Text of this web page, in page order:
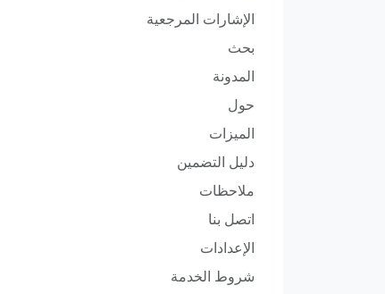
الإشارات المرجعية
بحث
المدونة
حول
الميزات
دليل التضمين
ملاحظات
اتصل بنا
الإعدادات
شروط الخدمة